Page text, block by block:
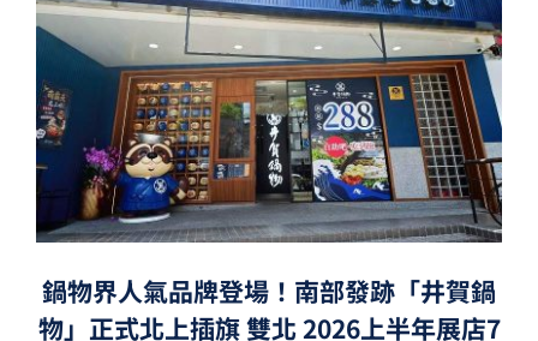
鍋物界人氣品牌登場！南部發跡「井賀鍋
物」正式北上插旗 雙北 2026上半年展店7